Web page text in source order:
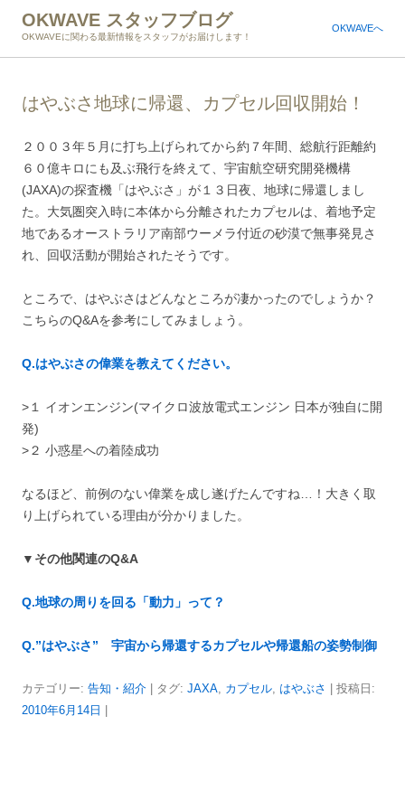
OKWAVE スタッフブログ
OKWAVEに関わる最新情報をスタッフがお届けします！
OKWAVEへ
はやぶさ地球に帰還、カプセル回収開始！
２００３年５月に打ち上げられてから約７年間、総航行距離約
６０億キロにも及ぶ飛行を終えて、宇宙航空研究開発機構
(JAXA)の探査機「はやぶさ」が１３日夜、地球に帰還しまし
た。大気圏突入時に本体から分離されたカプセルは、着地予定
地であるオーストラリア南部ウーメラ付近の砂漠で無事発見さ
れ、回収活動が開始されたそうです。
ところで、はやぶさはどんなところが凄かったのでしょうか？
こちらのQ&Aを参考にしてみましょう。
Q.はやぶさの偉業を教えてください。
>１ イオンエンジン(マイクロ波放電式エンジン 日本が独自に開
発)
>２ 小惑星への着陸成功
なるほど、前例のない偉業を成し遂げたんですね…！大きく取
り上げられている理由が分かりました。
▼その他関連のQ&A
Q.地球の周りを回る「動力」って？
Q.”はやぶさ” 宇宙から帰還するカプセルや帰還船の姿勢制御
カテゴリー: 告知・紹介 | タグ: JAXA カプセル はやぶさ
| 投稿日:
2010年6月14日